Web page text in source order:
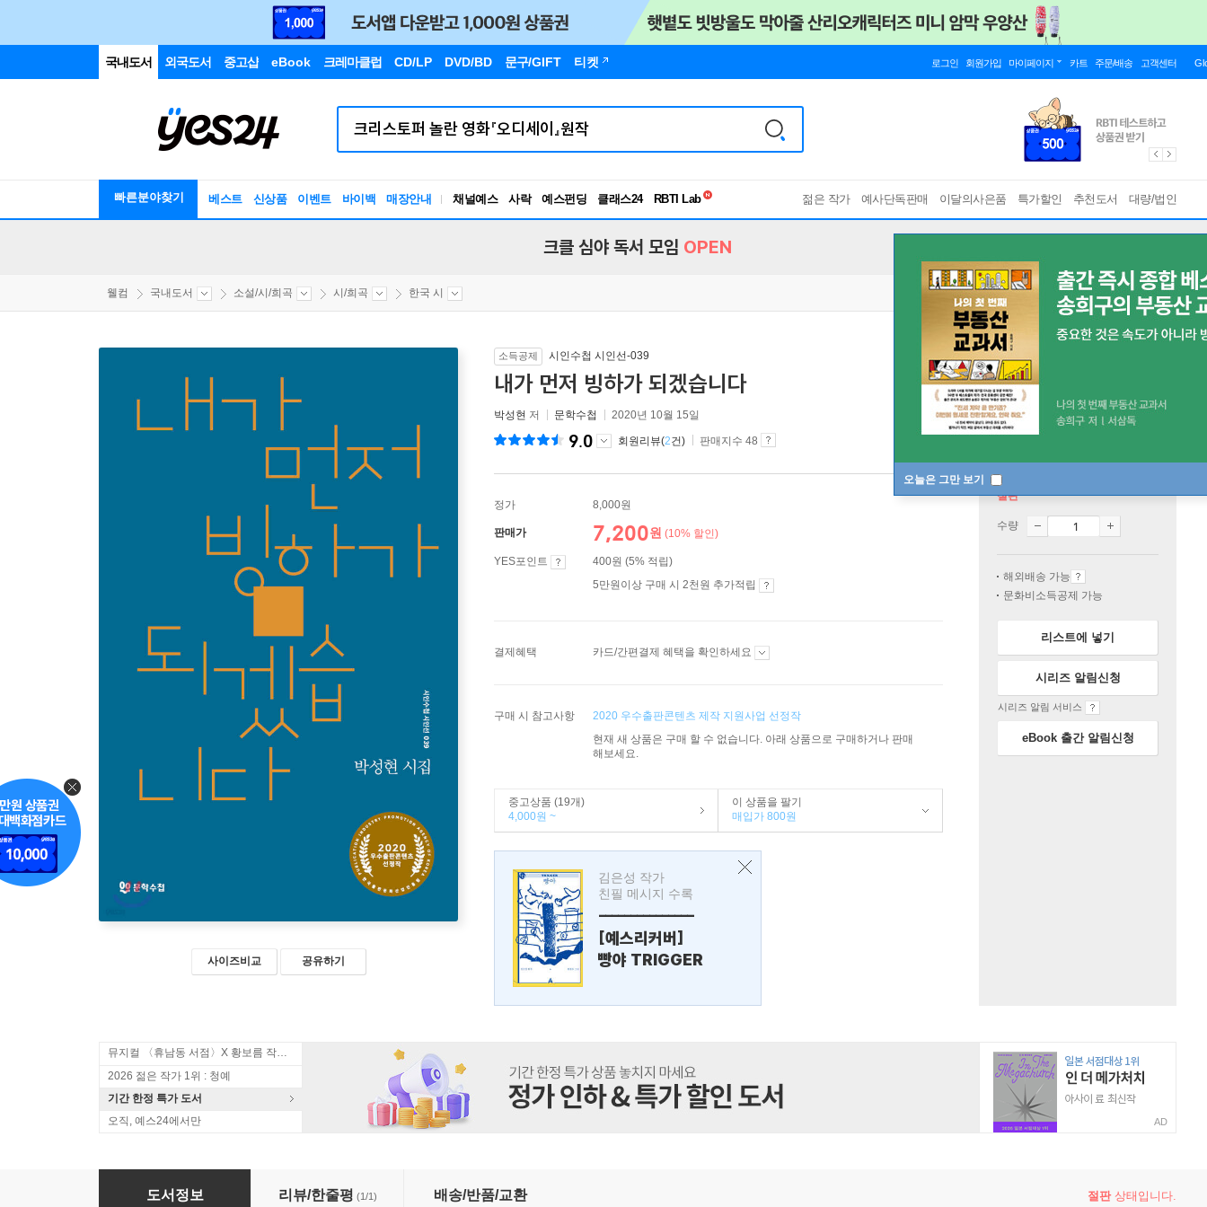
국내도서 외국도서 중고샵 eBook 크레마클럽 CD/LP DVD/BD 문구/GIFT 티켓 로그인 회원가입 마이페이지 카트 주문/배송 고객센터
빠른분야찾기 베스트 신상품 이벤트 바이백 매장안내 채널예스 사락 예스펀딩 클래스24
RBTI Lab
독서유형검사
젊은 작가 예사단독판매 이달의사은품 특가할인 추천도서 대량/법인
오늘은 그만 보기
크클 심야 독서 모임 OPEN
웰컴 국내도서 소설/시/희곡 시/희곡 한국 시
사이즈비교 공유하기
소득공제 시인수첩 시인선-039
내가 먼저 빙하가 되겠습니다
박성현 저 문학수첩 2020년 10월 15일
9.0 회원리뷰(2건) 판매지수 48
정가 8,000원
판매가 7,200원 (10% 할인)
YES포인트
400원 (5% 적립)
5만원이상 구매 시 2천원 추가적립
결제혜택 카드/간편결제 혜택을 확인하세요
구매 시 참고사항
2020 우수출판콘텐츠 제작 지원사업 선정작
현재 새 상품은 구매 할 수 없습니다. 아래 상품으로 구매하거나 판매
해보세요.
중고상품 (19개)
4,000원 ~
이 상품을 팔기
매입가 800원
김은성 작가
친필 메시지 수록
---------------
[예스리커버]
빵야 TRIGGER
절판
수량
해외배송 가능
문화비소득공제 가능
리스트에 넣기
시리즈 알림신청
시리즈 알림 서비스
eBook 출간 알림신청
뮤지컬 〈휴남동 서점〉X 황보름 작가 북토크
2026 젊은 작가 1위 : 청예
기간 한정 특가 도서
오직, 예스24에서만
AD
내가 먼저 빙하가 되겠습니다
도서정보 리뷰/한줄평 (1/1) 배송/반품/교환 절판상태입니다.